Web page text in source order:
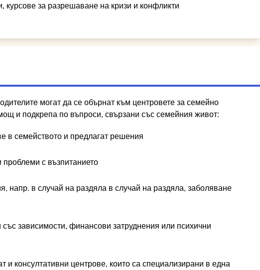
за разрешаване на кризи и конфликти
могат да се обърнат към центровете за семейно
и подкрепа по въпроси, свързани със семейния живот:
в семейството и предлагат решения
с възпитанието
в случай на раздяла в случай на раздяла, заболяване
зависимости, финансови затруднения или психични
консултативни центрове, които са специализирани в една